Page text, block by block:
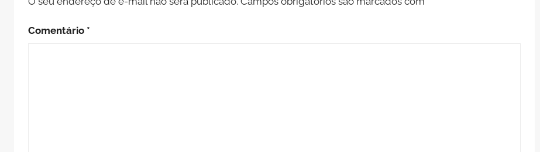
Comentário *